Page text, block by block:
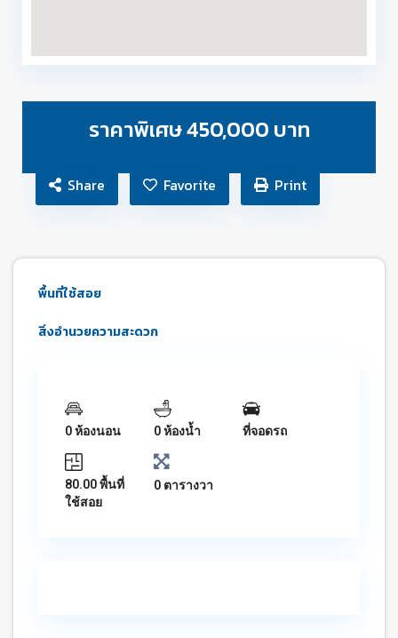
ราคาพิเศษ 450,000 บาท
Share Favorite Print
พื้นที่ใช้สอย
สิ่งอำนวยความสะดวก
0 ห้องนอน 0 ห้องน้ำ ที่จอดรถ
80.00 พื้นที่
ใช้สอย
0 ตารางวา